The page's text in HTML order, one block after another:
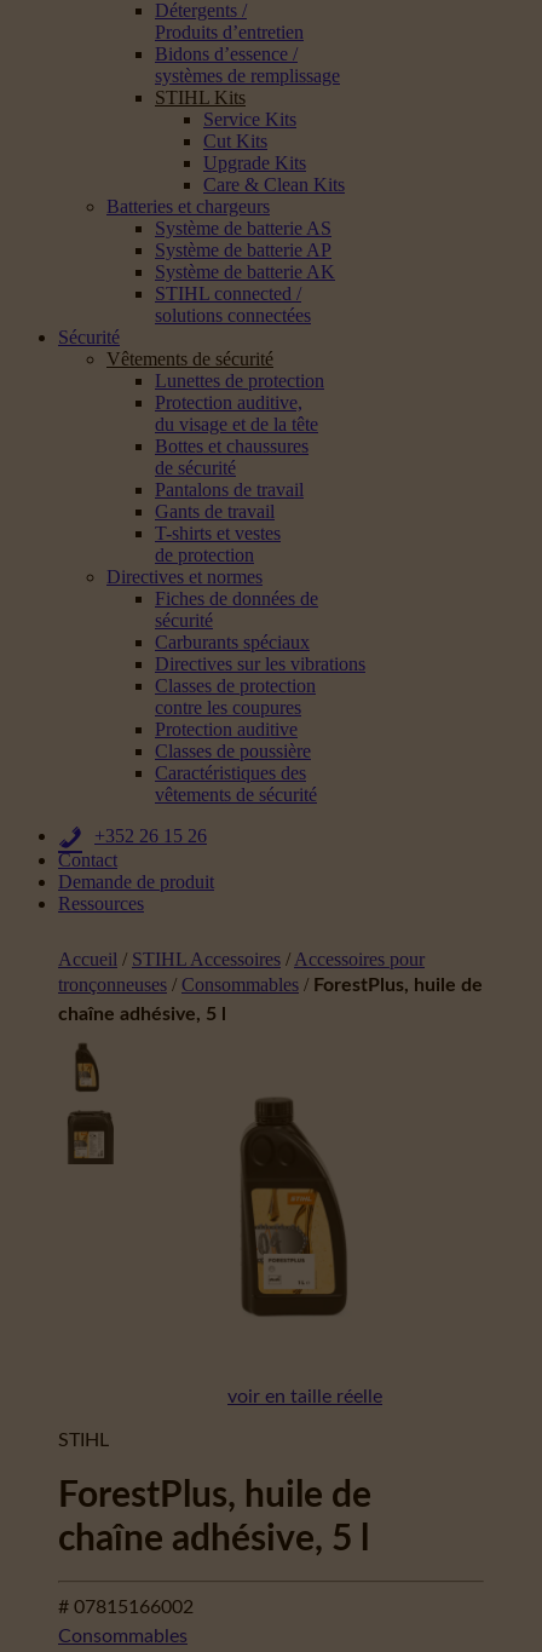
Détergents /
Produits d’entretien
Bidons d’essence /
systèmes de remplissage
STIHL Kits
Service Kits
Cut Kits
Upgrade Kits
Care & Clean Kits
Batteries et chargeurs
Système de batterie AS
Système de batterie AP
Système de batterie AK
STIHL connected /
solutions connectées
Sécurité
Vêtements de sécurité
Lunettes de protection
Protection auditive,
du visage et de la tête
Bottes et chaussures
de sécurité
Pantalons de travail
Gants de travail
T-shirts et vestes
de protection
Directives et normes
Fiches de données de
sécurité
Carburants spéciaux
Directives sur les vibrations
Classes de protection
contre les coupures
Protection auditive
Classes de poussière
Caractéristiques des
vêtements de sécurité
+352 26 15 26
Contact
Demande de produit
Ressources
Accueil / STIHL Accessoires / Accessoires pour
tronçonneuses / Consommables / ForestPlus, huile de
chaîne adhésive, 5 l
voir en taille réelle
STIHL
ForestPlus, huile de
chaîne adhésive, 5 l
# 07815166002
Consommables